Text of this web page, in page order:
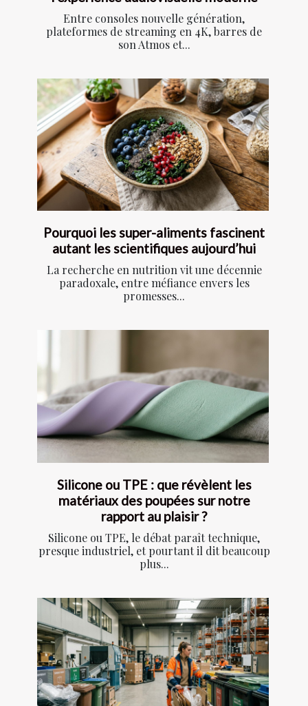
Entre consoles nouvelle génération,
plateformes de streaming en 4K, barres de
son Atmos et...
Pourquoi les super-aliments fascinent
autant les scientifiques aujourd’hui
La recherche en nutrition vit une décennie
paradoxale, entre méfiance envers les
promesses...
Silicone ou TPE : que révèlent les
matériaux des poupées sur notre
rapport au plaisir ?
Silicone ou TPE, le débat paraît technique,
presque industriel, et pourtant il dit beaucoup
plus...